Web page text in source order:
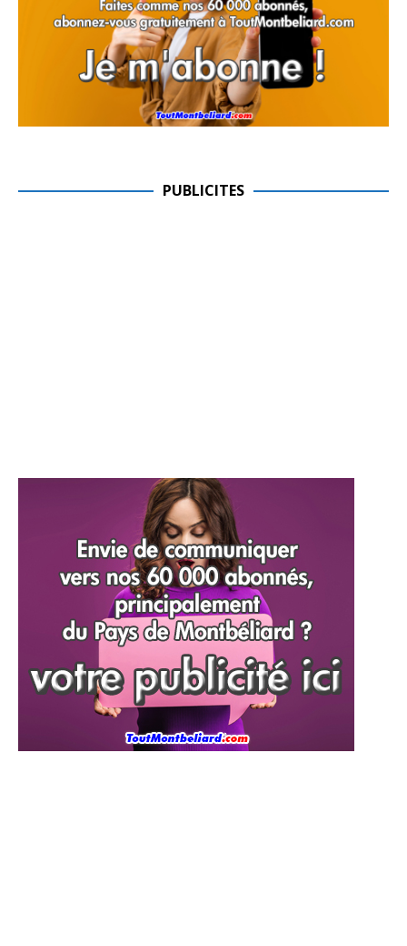
PUBLICITES